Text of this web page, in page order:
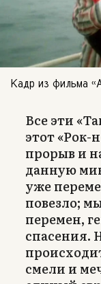
Кадр из фильма
Все эти
этот «Рок-
прорыв и
данную
уже
повезло;
перемен,
спасения.
смели и